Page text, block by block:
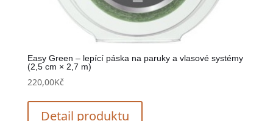
Easy Green – lepící páska na paruky a vlasové systémy
(2,5 cm × 2,7 m)
220,00Kč
Detail produktu